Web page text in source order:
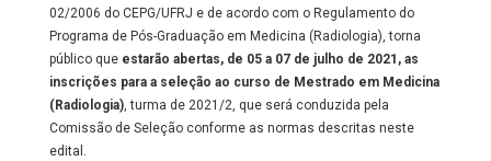
02/2006 do CEPG/UFRJ e de acordo com o Regulamento do
Programa de Pós-Graduação em Medicina (Radiologia), torna
público que estarão abertas, de 05 a 07 de julho de 2021, as
inscrições para a seleção ao curso de Mestrado em Medicina
(Radiologia), turma de 2021/2, que será conduzida pela
Comissão de Seleção conforme as normas descritas neste
edital.